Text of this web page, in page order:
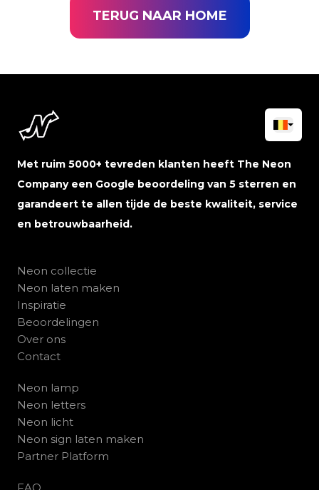
TERUG NAAR HOME
Met ruim 5000+ tevreden klanten heeft The Neon
Company een Google beoordeling van 5 sterren en
garandeert te allen tijde de beste kwaliteit, service
en betrouwbaarheid.
Neon collectie
Neon laten maken
Inspiratie
Beoordelingen
Over ons
Contact
Neon lamp
Neon letters
Neon licht
Neon sign laten maken
Partner Platform